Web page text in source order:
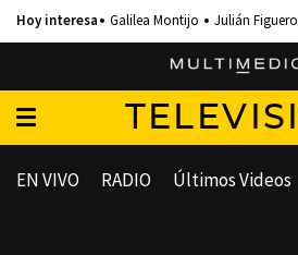
Galilea Montijo Julián
EN VIVO RADIO Últimos Videos